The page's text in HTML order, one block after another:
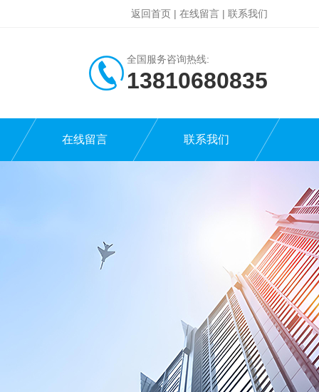
返回首页 | 在线留言 | 联系我们
全国服务咨询热线:
13810680835
在线留言 联系我们